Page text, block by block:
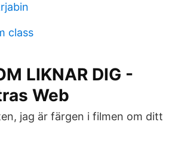
class
LIKNAR DIG -
Web
jag är färgen i filmen om ditt